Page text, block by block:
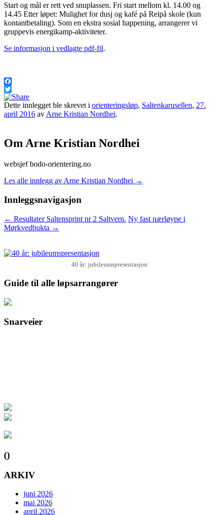
Start og mål er rett ved snuplassen. Fri start mellom kl. 14.00 og
14.45 Etter løpet: Mulighet for dusj og kafé på Reipå skole (kun
kontantbetaling). Som en ekstra sosial happening, arrangerer vi
gruppevis energikamp-aktiviteter.
Se informasjon i vedlagte pdf-fil.
Facebook
Twitter
Dette innlegget ble skrevet i orienteringsløp, Saltenkarusellen, 27.
april 2016 av Arne Kristian Nordhei.
Om Arne Kristian Nordhei
websjef bodo-orientering.no
Les alle innlegg av Arne Kristian Nordhei →
Innleggsnavigasjon
← Resultater Saltensprint nr 2 Saltvern. Ny fast nærløype i
Mørkvedbukta →
40 år: jubileumspresentasjon
Guide til alle løpsarrangører
Snarveier
()
ARKIV
juni 2026
mai 2026
april 2026